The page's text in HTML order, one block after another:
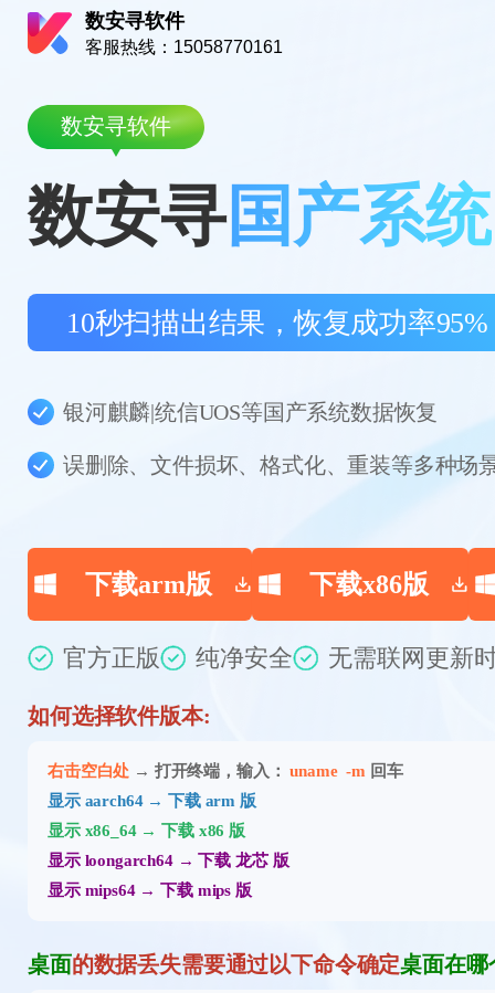
数安寻软件
客服热线：15058770161
数安寻国产系统
数安寻软件
10秒扫描出结果，恢复成功率95%
银河麒麟|统信UOS等国产系统数据恢复
误删除、文件损坏、格式化、重装等多种场
下载arm版 下载x86版
官方正版 纯净安全 无需联网更新
如何选择软件版本:
右击空白处 → 打开终端，输入：uname -m 回车
显示 aarch64 → 下载 arm 版
显示 x86_64 → 下载 x86 版
显示 loongarch64 → 下载 龙芯 版
显示 mips64 → 下载 mips 版
桌面的数据丢失需要通过以下命令确定桌面在哪